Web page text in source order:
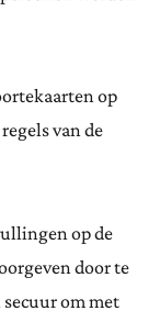
op
van de
op de
door te
om met